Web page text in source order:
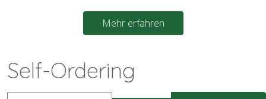
Mehr erfahren
Self-Ordering